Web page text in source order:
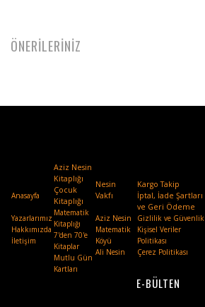
ÖNERİLERİNİZ
Anasayfa
Yazarlarımız
Hakkımızda
İletişim
Aziz Nesin
Kitaplığı
Çocuk
Kitaplığı
Matematik
Kitaplığı
7'den 70'e
Kitaplar
Mutlu Gün
Kartları
Nesin
Vakfı
Aziz Nesin
Matematik
Köyü
Ali Nesin
Kargo Takip
İptal, İade Şartları
ve Geri Ödeme
Gizlilik ve Güvenlik
Kişisel Veriler
Politikası
Çerez Politikası
E-BÜLTEN